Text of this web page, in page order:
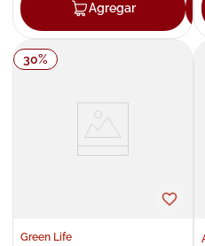
Agregar
30%
Green Life